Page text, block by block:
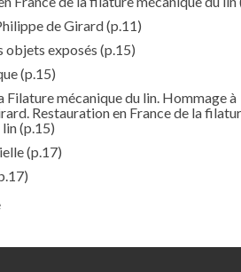
de Girard(p.11)
objets exposés (p.15)
(p.15)
Filature mécanique du lin. Hommage à
Restauration en France de la
lin(p.15)
(p.17)